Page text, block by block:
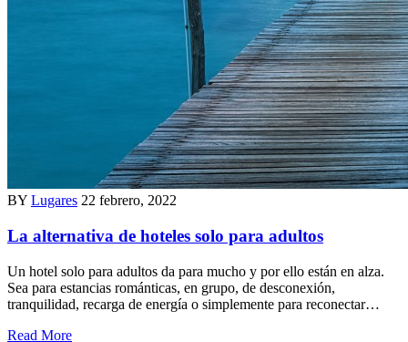
BY Lugares 22 febrero, 2022
La alternativa de hoteles solo para adultos
Un hotel solo para adultos da para mucho y por ello están en alza.
Sea para estancias románticas, en grupo, de desconexión,
tranquilidad, recarga de energía o simplemente para reconectar…
Read More